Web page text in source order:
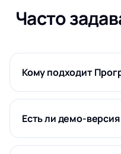
Часто
Кому подходит
Есть ли демо-версия